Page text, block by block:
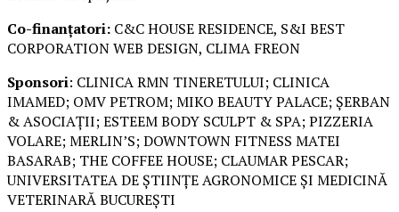
Co-finanțatori: C&C HOUSE RESIDENCE, S&I BEST
CORPORATION WEB DESIGN, CLIMA FREON
Sponsori: CLINICA RMN TINERETULUI; CLINICA
IMAMED; OMV PETROM; MIKO BEAUTY PALACE; ȘERBAN
& ASOCIAȚII; ESTEEM BODY SCULPT & SPA; PIZZERIA
VOLARE; MERLIN’S; DOWNTOWN FITNESS MATEI
BASARAB; THE COFFEE HOUSE; CLAUMAR PESCAR;
UNIVERSITATEA DE ȘTIINȚE AGRONOMICE ȘI MEDICINĂ
VETERINARĂ BUCUREȘTI